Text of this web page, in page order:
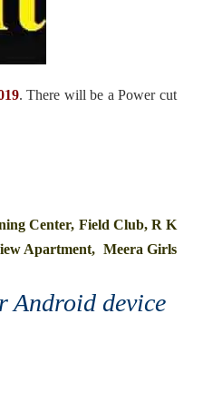
. There will be a Power cut
Center, Field Club, R K
Apartment, Meera Girls
Android device